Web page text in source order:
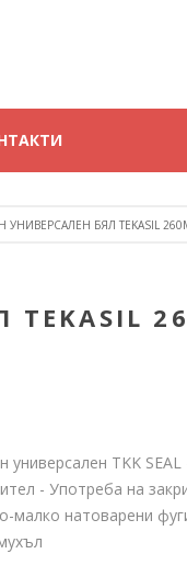
БЯЛ TEKASIL
универсален TKK
- Употреба на
малко натоварени